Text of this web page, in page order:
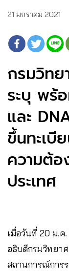
21 มกราคม 2021
กรมวิท
ระบุ พร้
และ
ขึ้นทะเ
ความต้อ
ประเทศ
เมื่อวันที่ 20​ ม.ค
อธิบดีกรมวิทยา
สถานการณ์การ